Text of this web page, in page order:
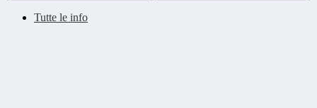
Tutte le info